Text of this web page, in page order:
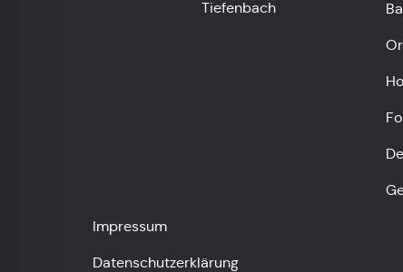
Tiefenbach
Impressum
Datenschutzerklärung